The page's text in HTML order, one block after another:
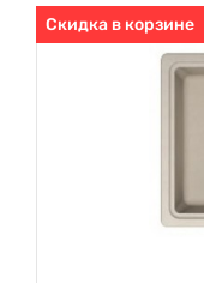
Скидка в корзине